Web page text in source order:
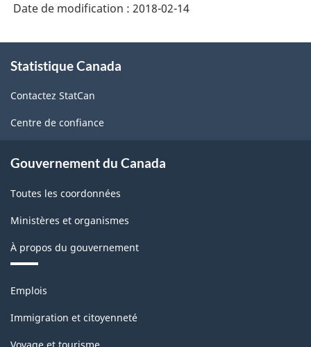
version
1.0
-
Structure
la
classification
Date de modification : 2018-02-14
propos
ce
site
Statistique Canada
Contactez StatCan
Centre de confiance
Gouvernement du Canada
Toutes les coordonnées
Ministères et organismes
À propos du gouvernement
Thèmes
sujets
Emplois
Immigration et citoyenneté